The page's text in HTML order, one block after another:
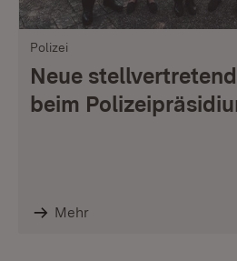
Polizei
Neue
beim
Mehr